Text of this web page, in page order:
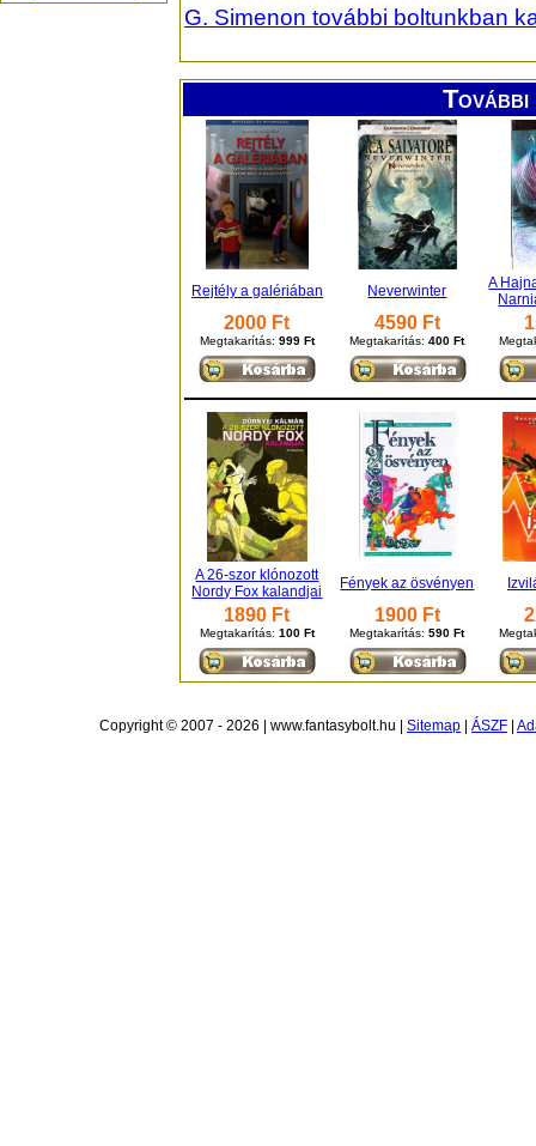
G. Simenon további boltunkban
Rejtély a galériában Neverwinter
A
2000 Ft
Megtakarítás: 999 Ft
4590 Ft
Megtakarítás:400 Ft
A 26-szor klónozott
Nordy Fox kalandjai
Fények az ösvényen
1890 Ft
Megtakarítás: 100 Ft
1900 Ft
Megtakarítás:590 Ft
Copyright © 2007 - 2026 | www.fantasybolt.hu | Sitemap ÁSZF